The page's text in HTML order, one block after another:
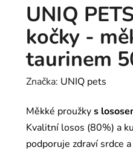
UNIQ
kočky -
taurinem
Značka: UNIQ pets
Měkké proužkys
Kvalitní losos (80%) a
podporuje zdraví srdce